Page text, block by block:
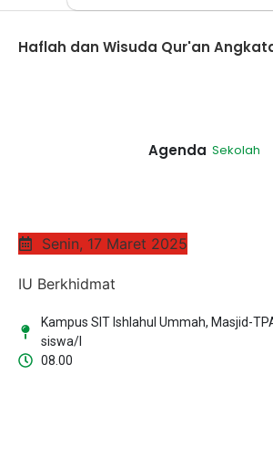
Haflah dan Wisuda Qur'an
Agenda Sekolah
Senin, 17 Maret 2025
IU Berkhidmat
Kampus SIT Ishlahul Ummah, Masjid-
siswa/I
08.00